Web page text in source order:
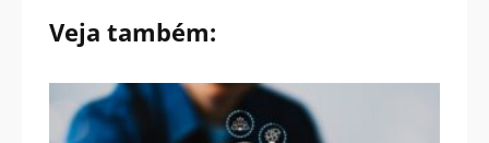
Veja também: